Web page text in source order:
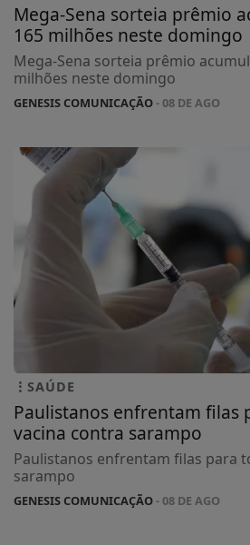
Mega-Sena sorteia prêmio
165 milhões neste domingo
Mega-Sena sorteia prêmio
milhões neste domingo
GENESIS COMUNICAÇÃO- 08 DE AGO
SAÚDE
Paulistanos enfrentam filas
vacina contra sarampo
Paulistanos enfrentam filas para
sarampo
GENESIS COMUNICAÇÃO- 08 DE AGO